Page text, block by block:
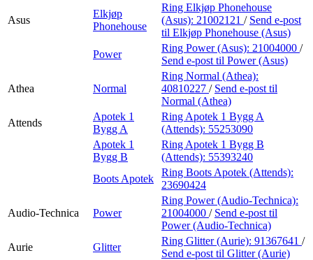
Asus
Elkjøp
Phonehouse
Ring Elkjøp Phonehouse
(Asus): 21002121 / Send e-post
til Elkjøp Phonehouse (Asus)
Power
Ring Power (Asus): 21004000 /
Send e-post til Power (Asus)
Athea Normal
Ring Normal (Athea):
40810227 / Send e-post til
Normal (Athea)
Attends
Apotek 1
Bygg A
Ring Apotek 1 Bygg A
(Attends): 55253090
Apotek 1
Bygg B
Ring Apotek 1 Bygg B
(Attends): 55393240
Boots Apotek
Ring Boots Apotek (Attends):
23690424
Audio-Technica Power
Ring Power (Audio-Technica):
21004000 / Send e-post til
Power (Audio-Technica)
Aurie
Glitter
Ring Glitter (Aurie): 91367641 /
Send e-post til Glitter (Aurie)